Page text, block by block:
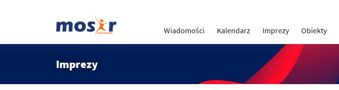
Wiadomości Kalendarz Imprezy Obiekty
Imprezy